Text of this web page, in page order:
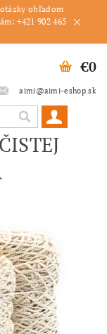
ohľadom
+421 902 465
aimi@aimi-eshop.sk
€0